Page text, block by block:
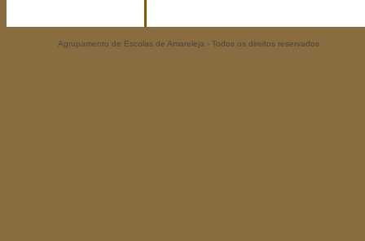
Agrupamento de Escolas de Amareleja - Todos os direitos reservados